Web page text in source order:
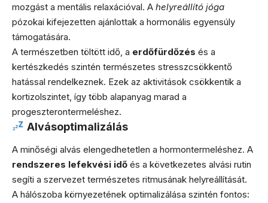
mozgást a mentális relaxációval. A helyreállító jóga
pózokai kifejezetten ajánlottak a hormonális egyensúly
támogatására.
A természetben töltött idő, a erdőfürdőzés és a
kertészkedés szintén természetes stresszcsökkentő
hatással rendelkeznek. Ezek az aktivitások csökkentik a
kortizolszintet, így több alapanyag marad a
progeszterontermeléshez.
Alvásoptimalizálás
A minőségi alvás elengedhetetlen a hormontermeléshez. A
rendszeres lefekvési idő és a következetes alvási rutin
segíti a szervezet természetes ritmusának helyreállítását.
A hálószoba környezetének optimalizálása szintén fontos: